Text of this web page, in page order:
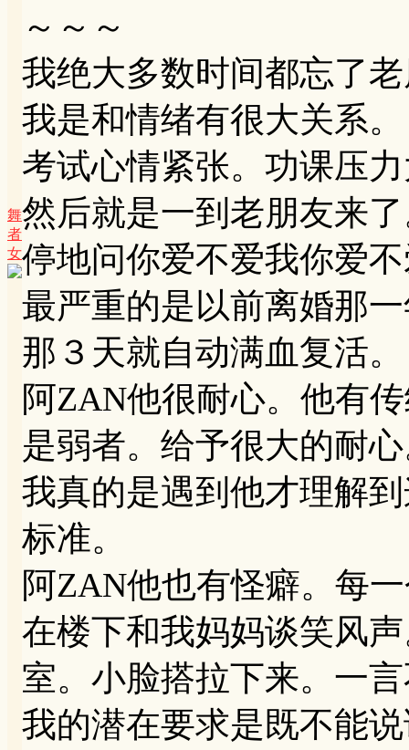
舞
者
女
～～～
我绝大多数时间都忘了
我是和情绪有很大关系。
考试心情紧张。功课压
然后就是一到老朋友来
停地问你爱不爱我你爱
最严重的是以前离婚那
那３天就自动满血复活。
阿ZAN他很耐心。他有
是弱者。给予很大的耐
我真的是遇到他才理解
标准。
阿ZAN他也有怪癖。每
在楼下和我妈妈谈笑风
室。小脸搭拉下来。一
我的潜在要求是既不能